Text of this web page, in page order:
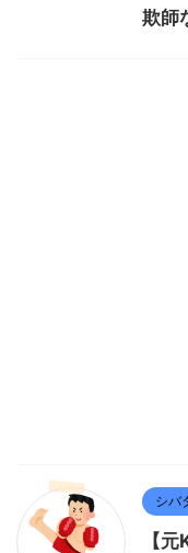
欺師
シバ
【